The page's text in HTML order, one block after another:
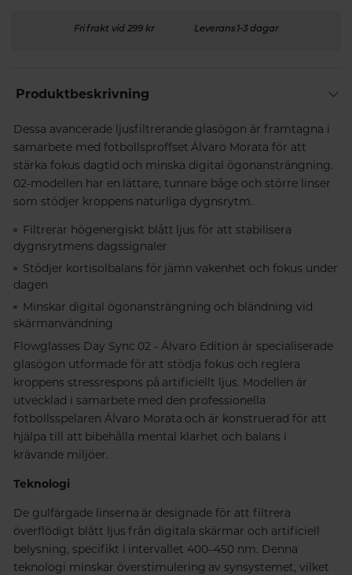
Fri frakt vid 299 kr Leverans 1-3 dagar
Produktbeskrivning
Dessa avancerade ljusfiltrerande glasögon är framtagna i
samarbete med fotbollsproffset Álvaro Morata för att
stärka fokus dagtid och minska digital ögonansträngning.
02-modellen har en lättare, tunnare båge och större linser
som stödjer kroppens naturliga dygnsrytm.
Filtrerar högenergiskt blått ljus för att stabilisera
dygnsrytmens dagssignaler
Stödjer kortisolbalans för jämn vakenhet och fokus under
dagen
Minskar digital ögonansträngning och bländning vid
skärmanvändning
Flowglasses Day Sync 02 - Álvaro Edition är specialiserade
glasögon utformade för att stödja fokus och reglera
kroppens stressrespons på artificiellt ljus. Modellen är
utvecklad i samarbete med den professionella
fotbollsspelaren Álvaro Morata och är konstruerad för att
hjälpa till att bibehålla mental klarhet och balans i
krävande miljöer.
Teknologi
De gulfärgade linserna är designade för att filtrera
överflödigt blått ljus från digitala skärmar och artificiell
belysning, specifikt i intervallet 400–450 nm. Denna
teknologi minskar överstimulering av synsystemet, vilket